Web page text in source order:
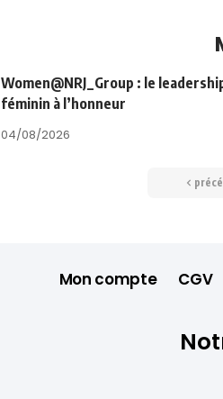
Women@NRJ_Group : le
féminin à l’honneur
04/08/2026
Mon compte CGV